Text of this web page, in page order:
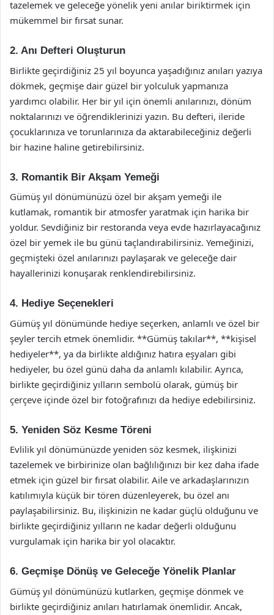
tazelemek ve geleceğe yönelik yeni anılar biriktirmek için
mükemmel bir fırsat sunar.
2. Anı Defteri Oluşturun
Birlikte geçirdiğiniz 25 yıl boyunca yaşadığınız anıları yazıya
dökmek, geçmişe dair güzel bir yolculuk yapmanıza
yardımcı olabilir. Her bir yıl için önemli anılarınızı, dönüm
noktalarınızı ve öğrendiklerinizi yazın. Bu defteri, ileride
çocuklarınıza ve torunlarınıza da aktarabileceğiniz değerli
bir hazine haline getirebilirsiniz.
3. Romantik Bir Akşam Yemeği
Gümüş yıl dönümünüzü özel bir akşam yemeği ile
kutlamak, romantik bir atmosfer yaratmak için harika bir
yoldur. Sevdiğiniz bir restoranda veya evde hazırlayacağınız
özel bir yemek ile bu günü taçlandırabilirsiniz. Yemeğinizi,
geçmişteki özel anılarınızı paylaşarak ve geleceğe dair
hayallerinizi konuşarak renklendirebilirsiniz.
4. Hediye Seçenekleri
Gümüş yıl dönümünde hediye seçerken, anlamlı ve özel bir
şeyler tercih etmek önemlidir. **Gümüş takılar**, **kişisel
hediyeler**, ya da birlikte aldığınız hatıra eşyaları gibi
hediyeler, bu özel günü daha da anlamlı kılabilir. Ayrıca,
birlikte geçirdiğiniz yılların sembolü olarak, gümüş bir
çerçeve içinde özel bir fotoğrafınızı da hediye edebilirsiniz.
5. Yeniden Söz Kesme Töreni
Evlilik yıl dönümünüzde yeniden söz kesmek, ilişkinizi
tazelemek ve birbirinize olan bağlılığınızı bir kez daha ifade
etmek için güzel bir fırsat olabilir. Aile ve arkadaşlarınızın
katılımıyla küçük bir tören düzenleyerek, bu özel anı
paylaşabilirsiniz. Bu, ilişkinizin ne kadar güçlü olduğunu ve
birlikte geçirdiğiniz yılların ne kadar değerli olduğunu
vurgulamak için harika bir yol olacaktır.
6. Geçmişe Dönüş ve Geleceğe Yönelik Planlar
Gümüş yıl dönümünüzü kutlarken, geçmişe dönmek ve
birlikte geçirdiğiniz anıları hatırlamak önemlidir. Ancak,